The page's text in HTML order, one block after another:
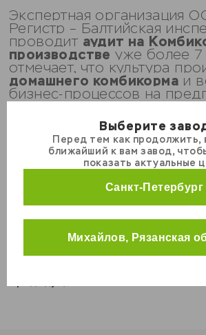
Универсальные
Выберите
Перед тем как продолжить,
ближайший к вам завод,
показать актуальные
Санкт-Петербург
Михайлов, Рязанская
Экспертная организация
Регистр – Балтийская
проводит аудит на
производстве уже более 7
отмечает, что культура
домашнего комбикорма и
бизнес-процессов на
требованиям рынка. Что
учитывать пожелания
выпускать продукцию
качества.
Аудиторы дали некоторые
незначительные
целом, высоко оценили
менеджмента качества.